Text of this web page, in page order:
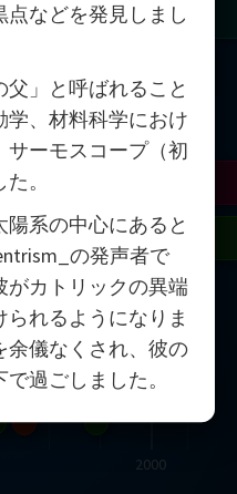
2000
Avila
Tao
点などを発見しまし
」と呼ばれること
学、材料科学におけ
サーモスコープ（初
。
系の中心にあると
の発声者で
がカトリックの異端
れるようになりま
余儀なくされ、彼の
過ごしました。